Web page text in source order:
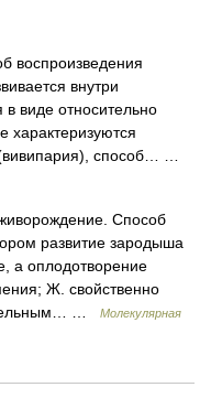
воспроизведения
внутри
в виде относительно
характеризуются
способ… …
Способ
развитие зародыша
а оплодотворение
Ж. свойственно
…
Молекулярная